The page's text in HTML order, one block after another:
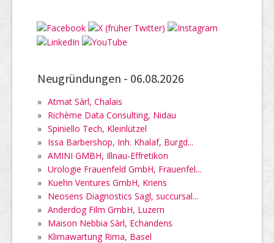
Neugründungen - 06.08.2026
» Atmat Sàrl, Chalais
» Richème Data Consulting, Nidau
» Spiniello Tech, Kleinlützel
» Issa Barbershop, Inh. Khalaf, Burgd...
» AMINI GMBH, Illnau-Effretikon
» Urologie Frauenfeld GmbH, Frauenfel...
» Kuehn Ventures GmbH, Kriens
» Neosens Diagnostics Sagl, succursal...
» Anderdog Film GmbH, Luzern
» Maison Nebbia Sàrl, Echandens
» Klimawartung Rima, Basel